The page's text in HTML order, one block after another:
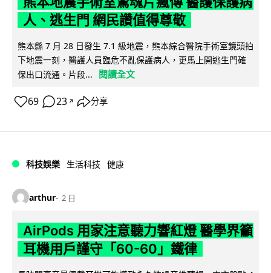
人、逃生門 網民讚值得尊敬
熊本縣 7 月 28 日發生 7.1 級地震，熊本綜合醫院手術室鏡頭拍
下地震一刻，醫護人員臨危不亂保護病人，更馬上開逃生門確
保出口流通。片段...
閱讀全文
69 23 ↗ 分享
科技娛樂 生活科技 健康
arthur 2 日
AirPods 用家注意聽力響紅燈 醫學界籲
耳機用戶謹守「60-60」鐵律